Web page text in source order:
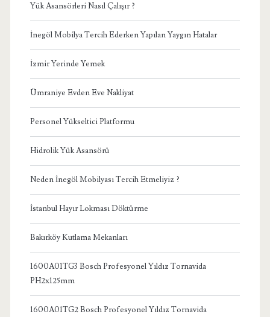
Yük Asansörleri Nasıl Çalışır ?
İnegöl Mobilya Tercih Ederken Yapılan Yaygın Hatalar
İzmir Yerinde Yemek
Ümraniye Evden Eve Nakliyat
Personel Yükseltici Platformu
Hidrolik Yük Asansörü
Neden İnegöl Mobilyası Tercih Etmeliyiz ?
İstanbul Hayır Lokması Döktürme
Bakırköy Kutlama Mekanları
1600A01TG3 Bosch Profesyonel Yıldız Tornavida
PH2x125mm
1600A01TG2 Bosch Profesyonel Yıldız Tornavida